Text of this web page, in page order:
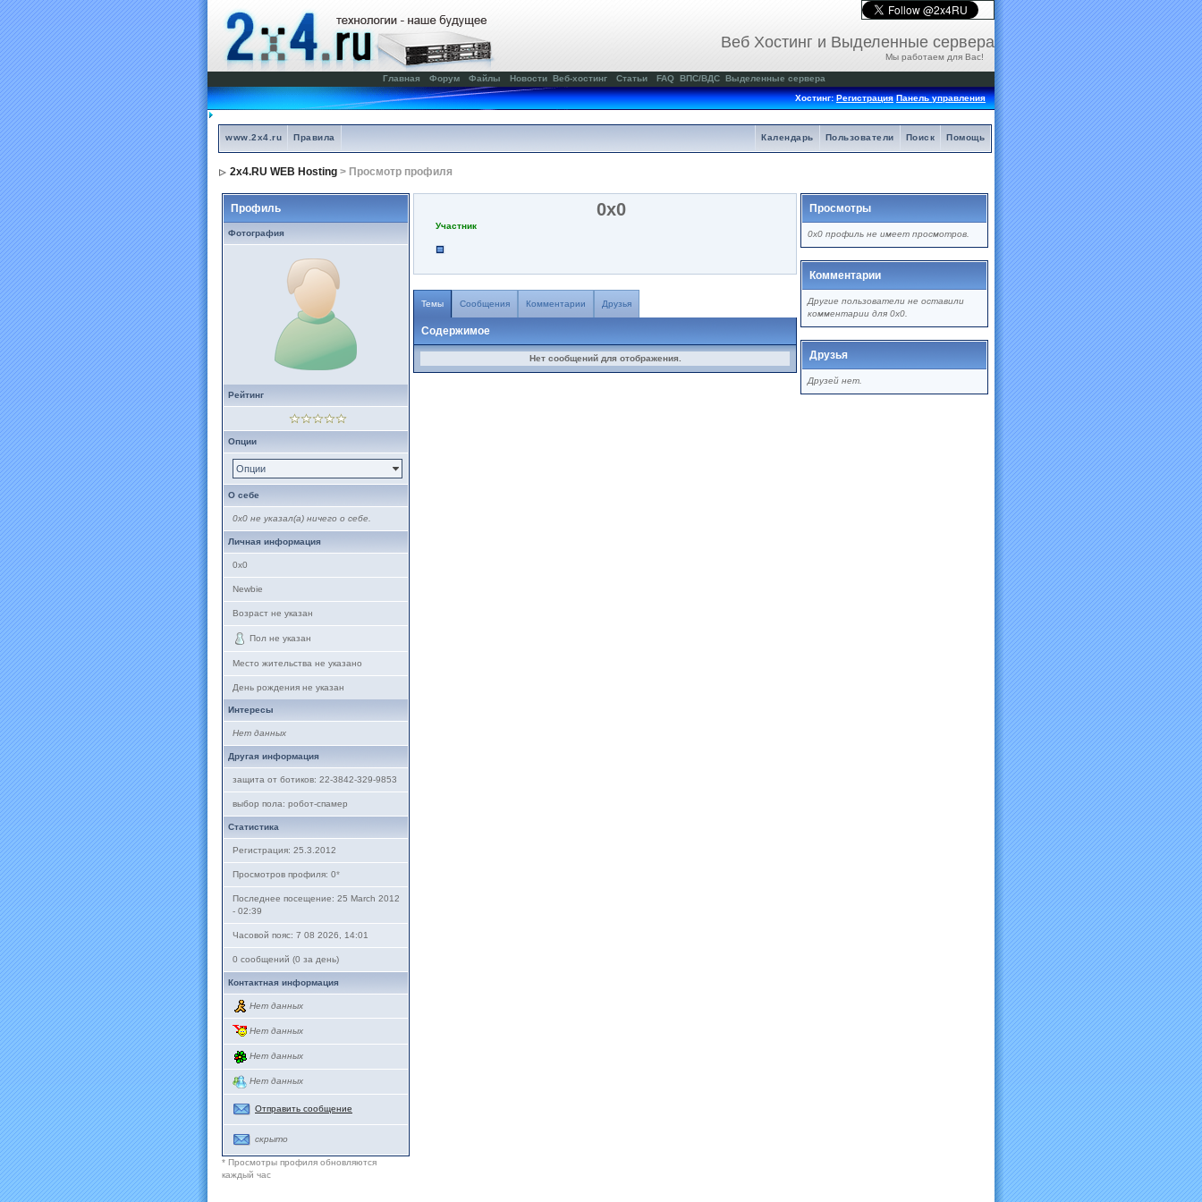
Веб Хостинг и Выделенные сервера
Мы работаем для Вас!
Главная Форум Файлы Новости Веб-хостинг Статьи FAQ ВПС/ВДС Выделенные сервера
Хостинг:Регистрация Панель управления
www.2x4.ru Правила Помощь
Поиск
Пользователи
Календарь
2x4.RU WEB Hosting > Просмотр профиля
Профиль
Фотография
Рейтинг
Опции
Опции
О себе
0x0 не указал(а) ничего о себе.
Личная информация
0x0
Newbie
Возраст не указан
Пол не указан
Место жительства не указано
День рождения не указан
Интересы
Нет данных
Другая информация
защита от ботиков: 22-3842-329-9853
выбор пола: робот-спамер
Статистика
Регистрация: 25.3.2012
Просмотров профиля: 0*
Последнее посещение: 25 March 2012
- 02:39
Часовой пояс: 7 08 2026, 14:01
0 сообщений (0 за день)
Контактная информация
Нет данных
Нет данных
Нет данных
Нет данных
Отправить сообщение
скрыто
* Просмотры профиля обновляются
каждый час
0x0
Участник
Темы Сообщения Комментарии Друзья
Содержимое
Нет сообщений для отображения.
Просмотры
0x0 профиль не имеет просмотров.
Комментарии
Другие пользователи не оставили
комментарии для 0x0.
Друзья
Друзей нет.